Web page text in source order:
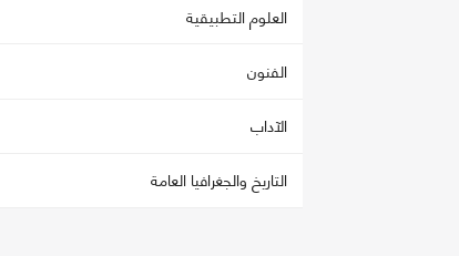
العلوم التطبيقية
الفنون
الآداب
التاريخ والجغرافيا العامة